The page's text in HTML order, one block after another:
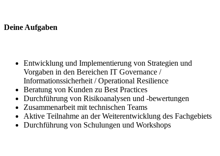
Deine Aufgaben
Entwicklung und Implementierung von Strategien und
Vorgaben in den Bereichen IT Governance /
Informationssicherheit / Operational Resilience
Beratung von Kunden zu Best Practices
Durchführung von Risikoanalysen und -bewertungen
Zusammenarbeit mit technischen Teams
Aktive Teilnahme an der Weiterentwicklung des Fachgebiets
Durchführung von Schulungen und Workshops